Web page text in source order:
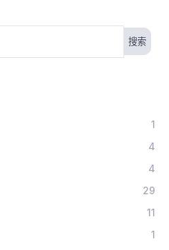
1
4
4
29
11
1